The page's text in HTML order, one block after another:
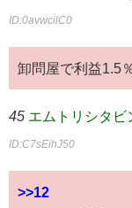
ID:0avwcilC0
卸問屋で利益1.5
45 エムトリシタビ
ID:C7sEihJ50
>>12